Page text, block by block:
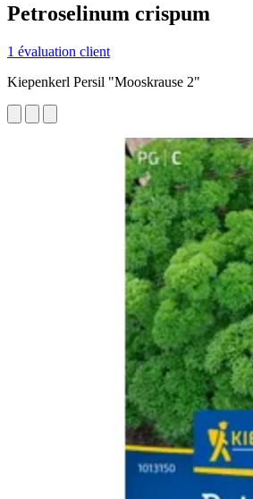
Petroselinum crispum
1 évaluation client
Kiepenkerl Persil "Mooskrause 2"